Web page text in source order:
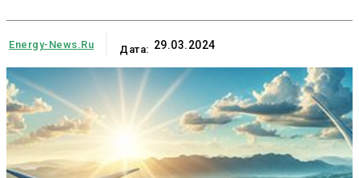
Energy-News.ru Дата: 29.03.2024